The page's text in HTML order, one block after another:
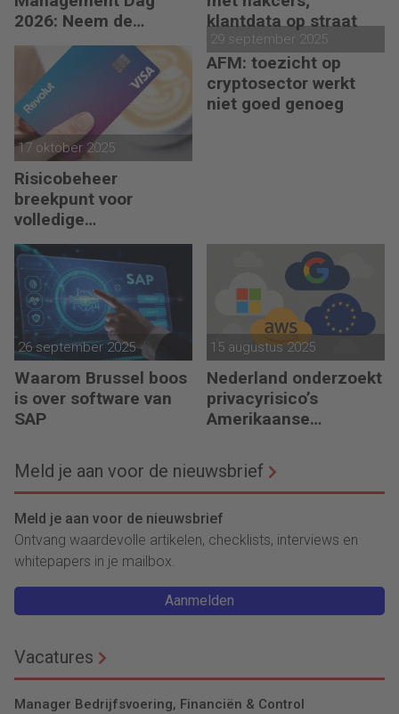
2026: Neem de
toekomst in eigen
hand
klantdata op straat
17 oktober 2025
Risicobeheer
breekpunt voor
volledige
bankvergunning
Revolut
29 september 2025
AFM: toezicht op
cryptosector werkt
niet goed genoeg
26 september 2025
Waarom Brussel boos
is over software van
SAP
15 augustus 2025
Nederland onderzoekt
privacyrisico’s
Amerikaanse
Meld je aan voor de nieuwsbrief
Meld je aan voor de nieuwsbrief
Ontvang waardevolle artikelen, checklists, interviews en
whitepapers in je mailbox.
Aanmelden
Vacatures
Manager Bedrijfsvoering, Financiën & Control